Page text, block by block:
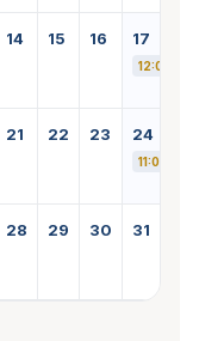
14 15 16 17
12:00
21 22 23 24
11:00
28 29 30 31